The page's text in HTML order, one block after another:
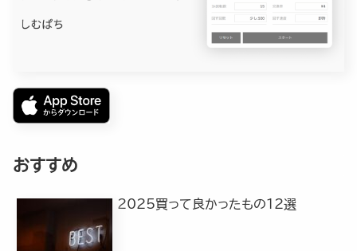
おすすめ
2025買って良かったもの12選